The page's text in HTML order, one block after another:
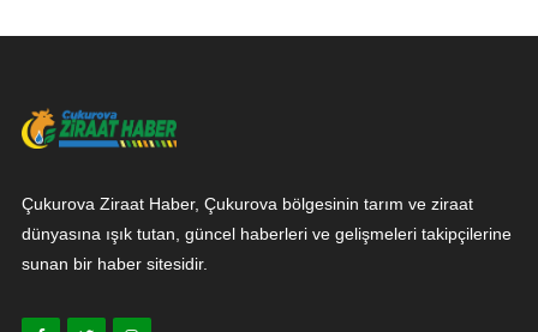
Çukurova Ziraat Haber, Çukurova bölgesinin tarım ve ziraat
dünyasına ışık tutan, güncel haberleri ve gelişmeleri takipçilerine
sunan bir haber sitesidir.